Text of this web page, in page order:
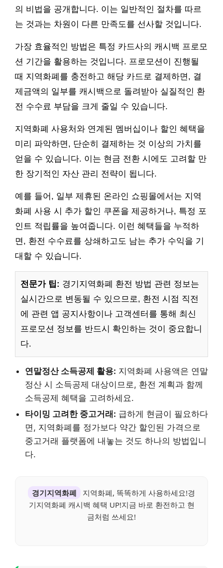
의 비법을 공개합니다. 이는 일반적인 절차를 따르
는 것과는 차원이 다른 만족도를 선사할 것입니다.
가장 효율적인 방법은 특정 카드사의 캐시백 프로모
션 기간을 활용하는 것입니다. 프로모션이 진행될
때 지역화폐를 충전하고 해당 카드로 결제하면, 결
제금액의 일부를 캐시백으로 돌려받아 실질적인 환
전 수수료 부담을 크게 줄일 수 있습니다.
지역화폐 사용처와 연계된 멤버십이나 할인 혜택을
미리 파악하면, 단순히 결제하는 것 이상의 가치를
얻을 수 있습니다. 이는 현금 전환 시에도 고려할 만
한 장기적인 자산 관리 전략이 됩니다.
예를 들어, 일부 제휴된 온라인 쇼핑몰에서는 지역
화폐 사용 시 추가 할인 쿠폰을 제공하거나, 특정 포
인트 적립률을 높여줍니다. 이런 혜택들을 누적하
면, 환전 수수료를 상쇄하고도 남는 추가 수익을 기
대할 수 있습니다.
전문가 팁: 경기지역화폐 환전 방법 관련 정보는
실시간으로 변동될 수 있으므로, 환전 시점 직전
에 관련 앱 공지사항이나 고객센터를 통해 최신
프로모션 정보를 반드시 확인하는 것이 중요합니
다.
연말정산 소득공제 활용: 지역화폐 사용액은 연말
정산 시 소득공제 대상이므로, 환전 계획과 함께
소득공제 혜택을 고려하세요.
타이밍 고려한 중고거래: 급하게 현금이 필요하다
면, 지역화폐를 정가보다 약간 할인된 가격으로
중고거래 플랫폼에 내놓는 것도 하나의 방법입니
다.
경기지역화폐
지역화폐, 똑똑하게 사용하세요!경
기지역화폐 캐시백 혜택 UP!지금 바로 환전하고 현
금처럼 쓰세요!